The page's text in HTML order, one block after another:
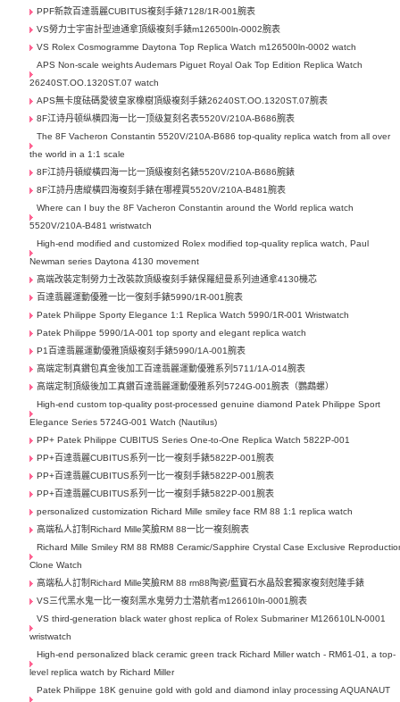
PPF新款百達翡麗CUBITUS複刻手錶7128/1R-001腕表
VS勞力士宇宙計型迪通拿頂級複刻手錶m126500ln-0002腕表
VS Rolex Cosmogramme Daytona Top Replica Watch m126500ln-0002 watch
APS Non-scale weights Audemars Piguet Royal Oak Top Edition Replica Watch
26240ST.OO.1320ST.07 watch
APS無卡度砝碼愛彼皇家橡樹頂級複刻手錶26240ST.OO.1320ST.07腕表
8F江诗丹顿纵横四海一比一顶级复刻名表5520V/210A-B686腕表
The 8F Vacheron Constantin 5520V/210A-B686 top-quality replica watch from all over
the world in a 1:1 scale
8F江詩丹頓縱橫四海一比一頂級複刻名錶5520V/210A-B686腕錶
8F江詩丹唐縱橫四海複刻手錶在哪裡買5520V/210A-B481腕表
Where can I buy the 8F Vacheron Constantin around the World replica watch
5520V/210A-B481 wristwatch
High-end modified and customized Rolex modified top-quality replica watch, Paul
Newman series Daytona 4130 movement
高端改裝定制勞力士​改裝款頂級複刻手錶保羅紐曼系列迪通拿4130機芯
百達翡麗運動優雅一比一復刻手錶5990/1R-001腕表
Patek Philippe Sporty Elegance 1:1 Replica Watch 5990/1R-001 Wristwatch
Patek Philippe 5990/1A-001 top sporty and elegant replica watch
P1百達翡麗運動優雅頂級複刻手錶5990/1A-001腕表
高端定制真鑽包真金後加工百達翡麗運動優雅系列5711/1A-014腕表
高端定制頂級後加工真鑽百達翡麗運動優雅系列5724G-001腕表（鸚鵡螺）
High-end custom top-quality post-processed genuine diamond Patek Philippe Sport
Elegance Series 5724G-001 Watch (Nautilus)
PP+ Patek Philippe CUBITUS Series One-to-One Replica Watch 5822P-001
PP+百達翡麗CUBITUS系列一比一複刻手錶5822P-001腕表
PP+百達翡麗CUBITUS系列一比一複刻手錶5822P-001腕表
PP+百達翡麗CUBITUS系列一比一複刻手錶5822P-001腕表
personalized customization Richard Mille smiley face RM 88 1:1 replica watch
高端私人訂制Richard Mille笑臉RM 88一比一複刻腕表
Richard Mille Smiley RM 88 RM88 Ceramic/Sapphire Crystal Case Exclusive
Clone Watch
高端私人訂制Richard Mille笑臉RM 88 rm88陶瓷/藍寶石水晶殼套獨家複刻尅隆手錶
VS三代黑水鬼一比一複刻黑水鬼勞力士潜航者m126610ln-0001腕表
VS third-generation black water ghost replica of Rolex Submariner M126610LN-0001
wristwatch
High-end personalized black ceramic green track Richard Miller watch - RM61-01, a top-
level replica watch by Richard Miller
Patek Philippe 18K genuine gold with gold and diamond inlay processing AQUANAUT